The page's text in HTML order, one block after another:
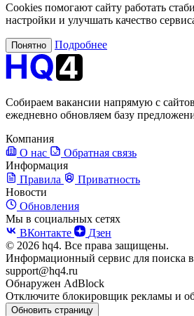
Cookies помогают сайту работать
настройки и улучшать качество
Понятно Подробнее
Собираем вакансии напрямую с
ежедневно обновляем базу
Компания
О нас
Обратная связь
Информация
Правила
Приватность
Новости
Обновления
Мы в социальных сетях
ВКонтакте
Дзен
© 2026 hq4. Все права защищены.
Информационный сервис для поиска
support@hq4.ru
Обнаружен AdBlock
Отключите блокировщик рекламы и
Обновить страницу